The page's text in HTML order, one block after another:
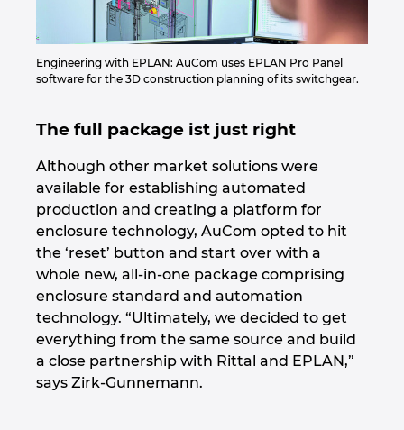
Engineering with EPLAN: AuCom uses EPLAN Pro Panel
software for the 3D construction planning of its switchgear.
The full package ist just right
Although other market solutions were
available for establishing automated
production and creating a platform for
enclosure technology, AuCom opted to hit
the ‘reset’ button and start over with a
whole new, all-in-one package comprising
enclosure standard and automation
technology. “Ultimately, we decided to get
everything from the same source and build
a close partnership with Rittal and EPLAN,”
says Zirk-Gunnemann.